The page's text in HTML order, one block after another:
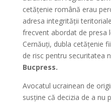
cetățenie română erau
adresa integrității
frecvent abordat de presa
Cernăuți, dubla cetățenie
de risc pentru securitatea
Bucpress.
Avocatul ucrainean de
susține că decizia de a nu